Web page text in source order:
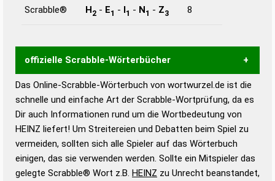
Scrabble® H2 - E1 - I1 - N1 - Z3 8
offizielle Scrabble-Wörterbücher
Wortwurzel liefert mit Hilfe eines semantischen
Wortanalyse-Algorithmus gute Anhaltspunkte zu
Wortbedeutung, Worttrennung und Wortform, um die
Gültigkeit eines Wortes für das Scrabble-Spiel zu
bestimmen!
zugelassene Turnier Scrabble-
Wörterbücher sind:
Das Online-Scrabble-Wörterbuch von wortwurzel.de ist die
schnelle und einfache Art der Scrabble-Wortprüfung, da es
Dir auch Informationen rund um die Wortbedeutung von
HEINZ liefert! Um Streitereien und Debatten beim Spiel zu
vermeiden, sollten sich alle Spieler auf das Wörterbuch
einigen, das sie verwenden werden. Sollte ein Mitspieler das
gelegte Scrabble® Wort z.B. HEINZ zu Unrecht beanstandet,